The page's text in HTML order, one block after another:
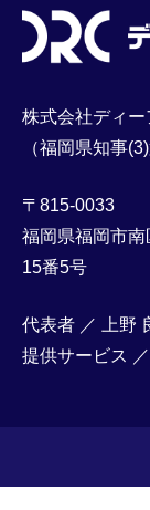
株式会社ディー
（福岡県知事
〒815-0033
福岡県福岡市南
15番5号
代表者 ／ 上野
提供サービス